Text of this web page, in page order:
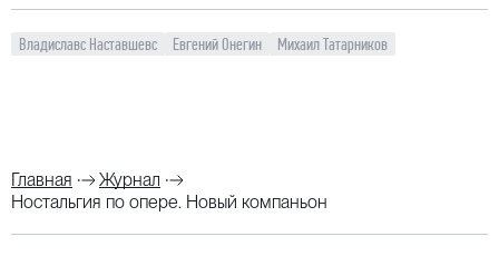
Владиславс Наставшевс Евгений Онегин Михаил Татарников
Главная
Журнал
Ностальгия по опере. Новый компаньон